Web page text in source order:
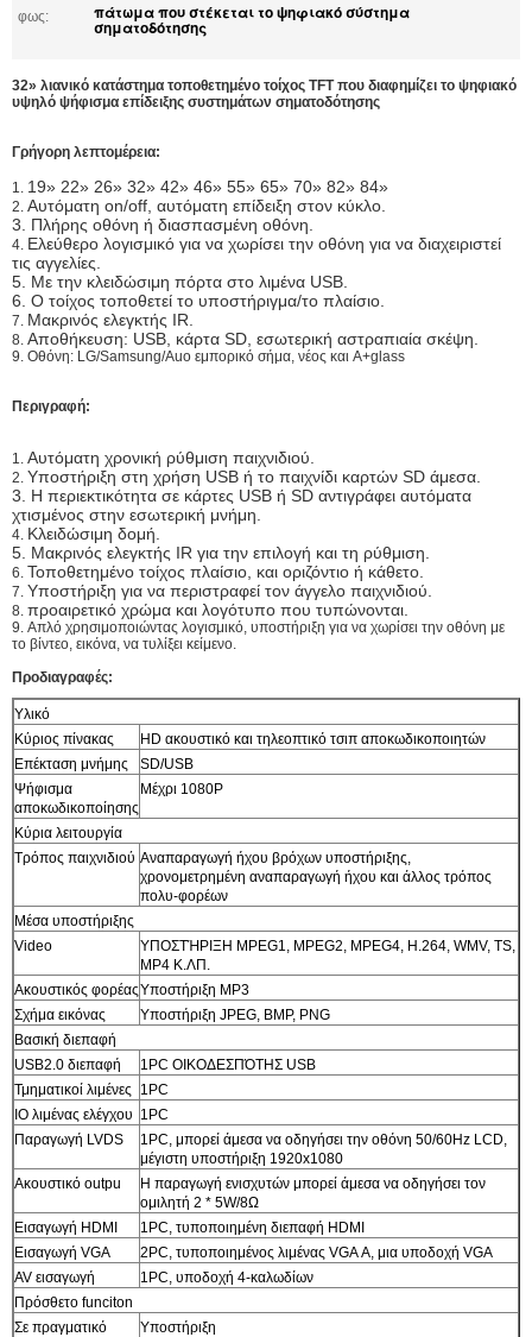
φως:
πάτωμα που στέκεται το ψηφιακό σύστημα
σηματοδότησης
32» λιανικό κατάστημα τοποθετημένο τοίχος TFT που διαφημίζει το ψηφιακό
υψηλό ψήφισμα επίδειξης συστημάτων σηματοδότησης
Γρήγορη λεπτομέρεια:
1. 19» 22» 26» 32» 42» 46» 55» 65» 70» 82» 84»
2. Αυτόματη on/off, αυτόματη επίδειξη στον κύκλο.
3. Πλήρης οθόνη ή διασπασμένη οθόνη.
4. Ελεύθερο λογισμικό για να χωρίσει την οθόνη για να διαχειριστεί
τις αγγελίες.
5. Με την κλειδώσιμη πόρτα στο λιμένα USB.
6. Ο τοίχος τοποθετεί το υποστήριγμα/το πλαίσιο.
7. Μακρινός ελεγκτής IR.
8. Αποθήκευση: USB, κάρτα SD, εσωτερική αστραπιαία σκέψη.
9. Οθόνη: LG/Samsung/Auo εμπορικό σήμα, νέος και A+glass
Περιγραφή:
1. Αυτόματη χρονική ρύθμιση παιχνιδιού.
2. Υποστήριξη στη χρήση USB ή το παιχνίδι καρτών SD άμεσα.
3. Η περιεκτικότητα σε κάρτες USB ή SD αντιγράφει αυτόματα
χτισμένος στην εσωτερική μνήμη.
4. Κλειδώσιμη δομή.
5. Μακρινός ελεγκτής IR για την επιλογή και τη ρύθμιση.
6. Τοποθετημένο τοίχος πλαίσιο, και οριζόντιο ή κάθετο.
7. Υποστήριξη για να περιστραφεί τον άγγελο παιχνιδιού.
8. προαιρετικό χρώμα και λογότυπο που τυπώνονται.
9. Απλό χρησιμοποιώντας λογισμικό, υποστήριξη για να χωρίσει την οθόνη με
το βίντεο, εικόνα, να τυλίξει κείμενο.
Προδιαγραφές:
Υλικό
Κύριος πίνακας
HD ακουστικό και τηλεοπτικό τσιπ αποκωδικοποιητών
Επέκταση μνήμης
SD/USB
Ψήφισμα
αποκωδικοποίησης
Μέχρι 1080P
Κύρια λειτουργία
Τρόπος παιχνιδιού Αναπαραγωγή ήχου βρόχων υποστήριξης,
χρονομετρημένη αναπαραγωγή ήχου και άλλος τρόπος
πολυ-φορέων
Μέσα υποστήριξης
Video
ΥΠΟΣΤΉΡΙΞΗ MPEG1, MPEG2, MPEG4, H.264, WMV, TS,
MP4 Κ.ΛΠ.
Ακουστικός φορέαςΥποστήριξη MP3
Σχήμα εικόνας
Υποστήριξη JPEG, BMP, PNG
Βασική διεπαφή
USB2.0 διεπαφή
1PC ΟΙΚΟΔΕΣΠΌΤΗΣ USB
Τμηματικοί λιμένες
1PC
IO λιμένας ελέγχου 1PC
Παραγωγή LVDS
1PC, μπορεί άμεσα να οδηγήσει την οθόνη 50/60Hz LCD,
μέγιστη υποστήριξη 1920x1080
Ακουστικό outpu
Η παραγωγή ενισχυτών μπορεί άμεσα να οδηγήσει τον
ομιλητή 2 * 5W/8Ω
Εισαγωγή HDMI
1PC, τυποποιημένη διεπαφή HDMI
Εισαγωγή VGA
2PC, τυποποιημένος λιμένας VGA Α, μια υποδοχή VGA
AV εισαγωγή
1PC, υποδοχή 4-καλωδίων
Πρόσθετο funciton
Σε πραγματικό
Υποστήριξη